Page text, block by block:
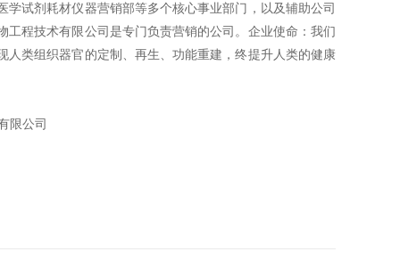
试剂耗材仪器营销部等多个核心事业部门，以及辅助公司
程技术有限公司是专门负责营销的公司。企业使命：我们
类组织器官的定制、再生、功能重建，终提升人类的健康
限公司